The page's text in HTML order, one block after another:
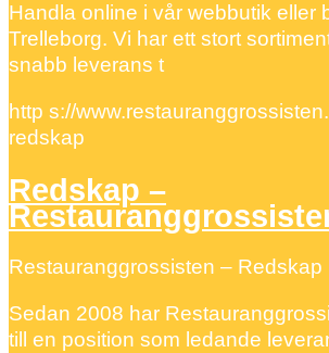
Handla online i vår webbutik eller
Trelleborg. Vi har ett stort
snabb leverans t
http s://
redskap
Redskap –
Restauranggrossisten – Redskap
Sedan 2008 har
till en position som ledande